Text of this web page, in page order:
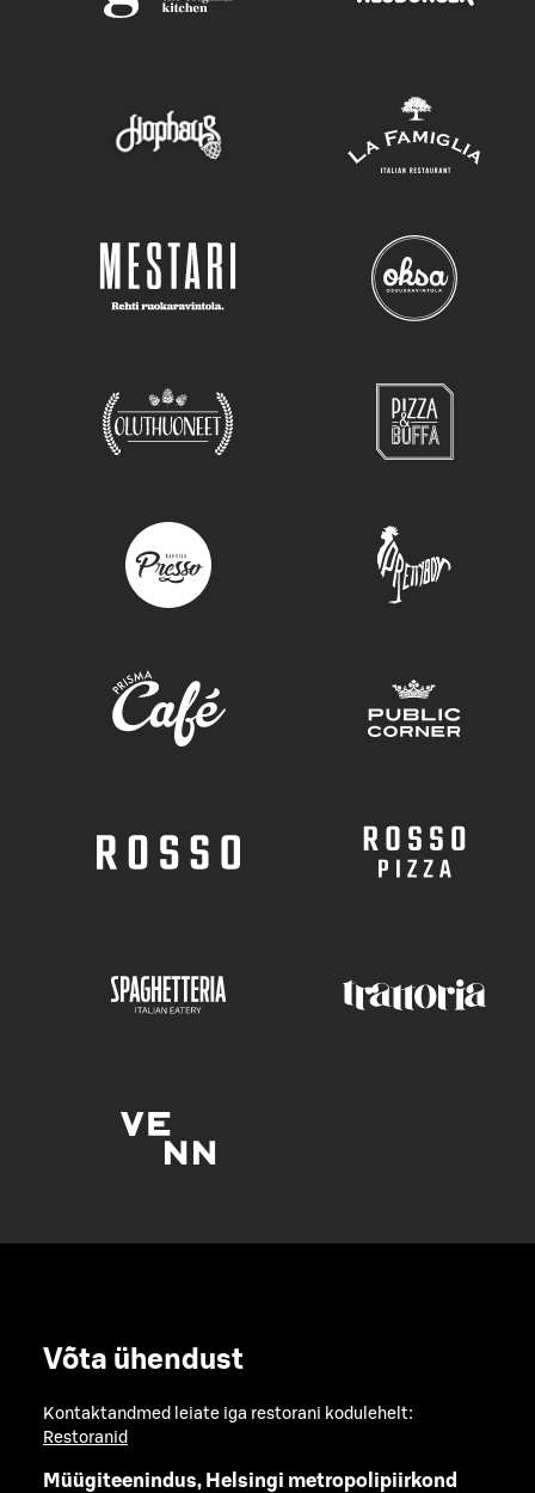
Võta ühendust
Kontaktandmed leiate iga restorani kodulehelt:
Restoranid
Müügiteenindus, Helsingi metropolipiirkond